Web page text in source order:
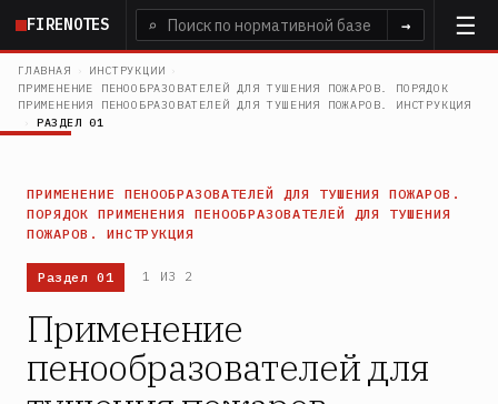
Перейти
основному
содержанию
FIRENOTES ⌕ →
ГЛАВНАЯ › ИНСТРУКЦИИ
›
ПРИМЕНЕНИЕ ПЕНООБРАЗОВАТЕЛЕЙ ДЛЯ ТУШЕНИЯ ПОЖАРОВ. ПОРЯДОК
ПРИМЕНЕНИЯ ПЕНООБРАЗОВАТЕЛЕЙ ДЛЯ ТУШЕНИЯ ПОЖАРОВ. ИНСТРУКЦИЯ
›
РАЗДЕЛ 01
ПРИМЕНЕНИЕ ПЕНООБРАЗОВАТЕЛЕЙ ДЛЯ ТУШЕНИЯ ПОЖАРОВ.
ПОРЯДОК ПРИМЕНЕНИЯ ПЕНООБРАЗОВАТЕЛЕЙ ДЛЯ ТУШЕНИЯ
ПОЖАРОВ. ИНСТРУКЦИЯ
Раздел 01 1 ИЗ 2
Применение
пенообразователей для